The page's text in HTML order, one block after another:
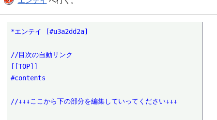
*エンテイ [#u3a2dd2a]
//目次の自動リンク
[[TOP]]
#contents
//↓↓↓ここから下の部分を編集していってください↓↓↓